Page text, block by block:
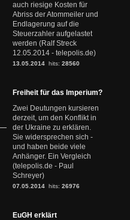
auch riesige Kosten für
Abriss der Atommeiler und
Endlagerung auf die
Steuerzahler aufgelastet
werden (Ralf Streck
12.05.2014 - telepolis.de)
13.05.2014 hits: 28560
Freiheit für das Imperium?
Zwei Deutungen kursieren
derzeit, um den Konflikt in
der Ukraine zu erklären.
Sie widersprechen sich -
und haben beide viele
Anhänger. Ein Vergleich
(telepolis.de - Paul
Schreyer)
07.05.2014 hits: 26976
EuGH erklärt